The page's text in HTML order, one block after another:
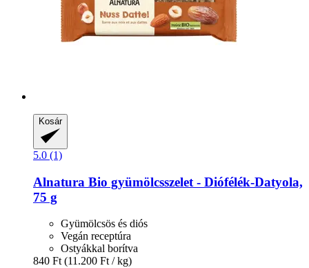
Kosár
5.0 (1)
Alnatura Bio gyümölcsszelet -​ Diófélék-​Datyola,
75 g
Gyümölcsös és diós
Vegán receptúra
Ostyákkal borítva
840 Ft (11.200 Ft / kg)